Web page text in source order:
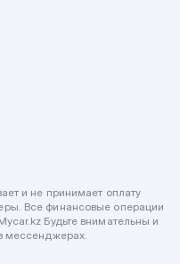
и не принимает оплату
Все финансовые операции
Будьте внимательны и
мессенджерах.